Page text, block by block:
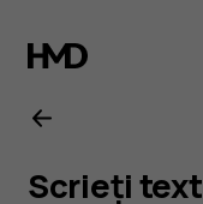
Ghid
de
utilizare
Scrieți text